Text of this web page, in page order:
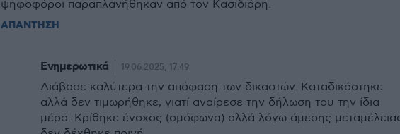
ψηφοφόροι παραπλανήθηκαν από τον Κασιδιάρη.
ΑΠΑΝΤΗΣΗ
Ενημερωτικά 19.06.2025, 17:49
Διάβασε καλύτερα την απόφαση των δικαστών. Καταδικάστηκε
αλλά δεν τιμωρήθηκε, γιατί αναίρεσε την δήλωση του την ίδια
μέρα. Κρίθηκε ένοχος (ομόφωνα) αλλά λόγω άμεσης